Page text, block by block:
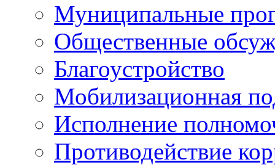
Муниципальные
Общественные
Благоустройство
Мобилизационная
Исполнение
Противодействие